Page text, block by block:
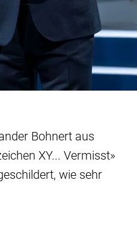
Bohnert aus
XY... Vermisst»
wie sehr